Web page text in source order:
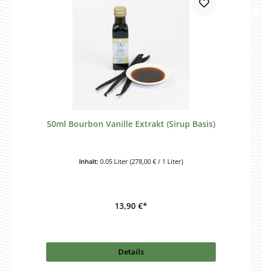
50ml Bourbon Vanille Extrakt (Sirup Basis)
Inhalt: 0.05 Liter (278,00 € / 1 Liter)
13,90 €*
Details